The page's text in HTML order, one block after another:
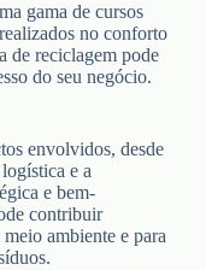
gama de cursos
no conforto
de reciclagem pode
do seu negócio.
envolvidos, desde
e a
e bem-
contribuir
ambiente e para